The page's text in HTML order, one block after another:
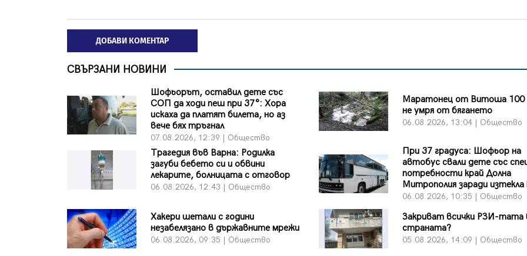
ДОБАВИ КОМЕНТАР
СВЪРЗАНИ НОВИНИ
Шофьорът, оставил дете със
СОП да ходи пеш при 37°: Хора
искаха да платят билета, но аз
вече бях тръгнал
07.08.2026, 12:39 | Общество
Маратонец от Витоша 100
не умря от бягането
06.08.2026, 13:04 | Общество
Трагедия във Варна: Родилка
загуби бебето си и обвини
лекарите, болницата с отговор
06.08.2026, 12:43 | Общество
При 37 градуса: Шофьор на
автобус свали дете със
потребности край Долна
Митрополия заради
06.08.2026, 10:35 | Общество
Хакери шетали с години
незабелязано в държавните мрежи
06.08.2026, 09:35 | Общество
Закриват всички РЗИ-тата
страната?
05.08.2026, 14:09 | Общество